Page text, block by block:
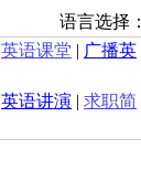
语言选择：
英语课堂 | 广播英
英语讲演 | 求职简